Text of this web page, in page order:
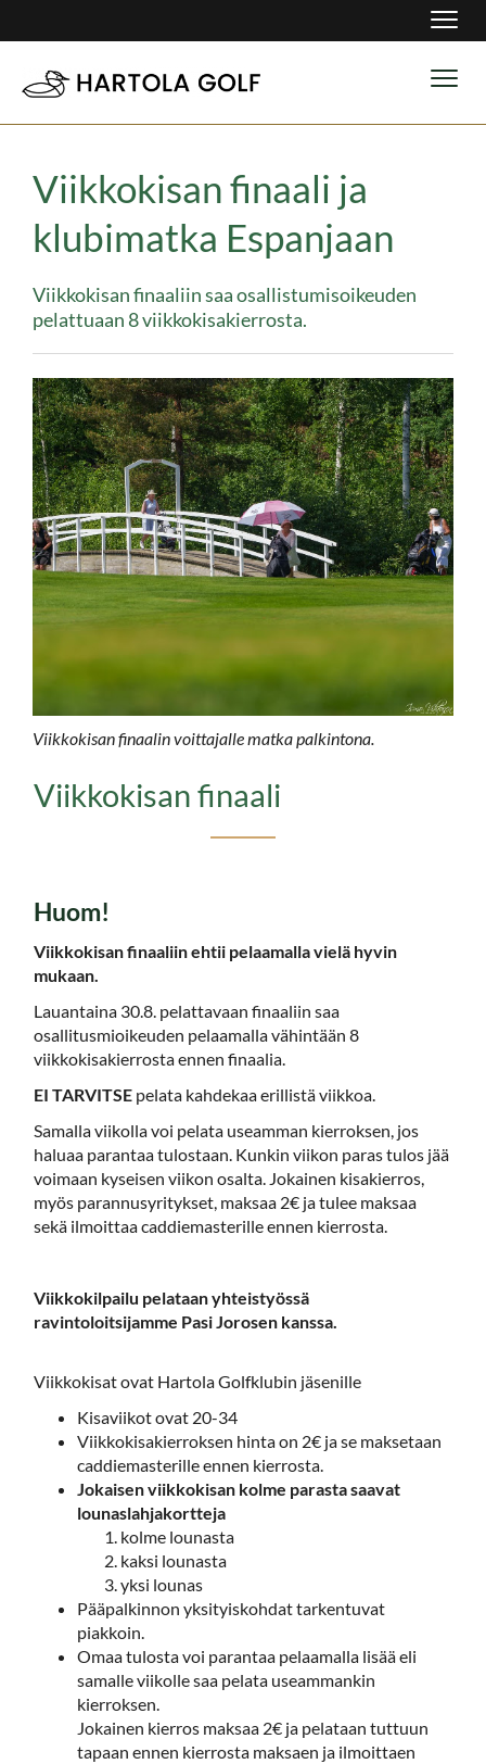
Viikkokisan finaali ja
klubimatka Espanjaan
Viikkokisan finaaliin saa osallistumisoikeuden
pelattuaan 8 viikkokisakierrosta.
Viikkokisan finaalin voittajalle matka palkintona.
Viikkokisan finaali
Huom!​​​​​​​
​​​​​​​Viikkokisan finaaliin ehtii pelaamalla vielä hyvin
mukaan.
Lauantaina 30.8. pelattavaan finaaliin saa
osallitusmioikeuden pelaamalla vähintään 8
viikkokisakierrosta ennen finaalia.
EI TARVITSE pelata kahdekaa erillistä viikkoa.
Samalla viikolla voi pelata useamman kierroksen, jos
haluaa parantaa tulostaan. Kunkin viikon paras tulos jää
voimaan kyseisen viikon osalta. Jokainen kisakierros,
myös parannusyritykset, maksaa 2€ ja tulee maksaa
sekä ilmoittaa caddiemasterille ennen kierrosta.
Viikkokilpailu pelataan yhteistyössä
ravintoloitsijamme Pasi Jorosen kanssa.
Viikkokisat ovat Hartola Golfklubin jäsenille
Kisaviikot ovat 20-34
Viikkokisakierroksen hinta on 2€ ja se maksetaan
caddiemasterille ennen kierrosta.
Jokaisen viikkokisan kolme parasta saavat
lounaslahjakortteja
kolme lounasta
kaksi lounasta
yksi lounas
Pääpalkinnon yksityiskohdat tarkentuvat
piakkoin.
Omaa tulosta voi parantaa pelaamalla lisää eli
samalle viikolle saa pelata useammankin
kierroksen.
Jokainen kierros maksaa 2€ ja pelataan tuttuun
tapaan ennen kierrosta maksaen ja ilmoittaen